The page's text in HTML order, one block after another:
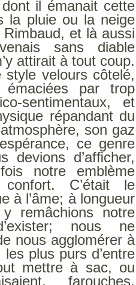
il émanait cette
la pluie ou la neige
Rimbaud, et là aussi
sans diable
attirait à tout coup.
style velours côtelé,
par trop
sentimentaux, et
répandant du
son gaz
ce genre
devions d’afﬁcher,
notre emblème
C’était le
à l’âme; à longueur
remâchions notre
nous ne
nous agglomérer à
les plus purs d’entre
mettre à sac, ou
farouches,